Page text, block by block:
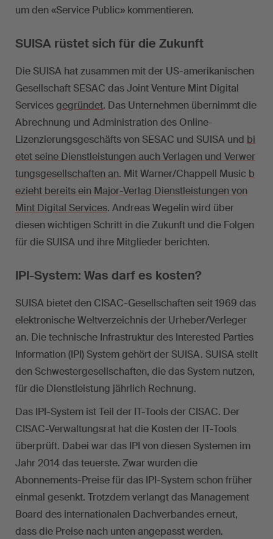
um den «Service Public» kommentieren.
SUISA rüstet sich für die Zukunft
Die SUISA hat zusammen mit der US-amerikanischen
Gesellschaft SESAC das Joint Venture Mint Digital
Servicesgegründet. Das Unternehmen übernimmt die
Abrechnung und Administration des Online-
Lizenzierungsgeschäfts von SESAC und SUISA und bi
etet seine Dienstleistungen auch Verlagen und Verwer
tungsgesellschaften an. Mit Warner/Chappell Music b
ezieht bereits ein Major-Verlag Dienstleistungen von
Mint Digital Services. Andreas Wegelin wird über
diesen wichtigen Schritt in die Zukunft und die Folgen
für die SUISA und ihre Mitglieder berichten.
IPI-System: Was darf es kosten?
SUISA bietet den CISAC-Gesellschaften seit 1969 das
elektronische Weltverzeichnis der Urheber/Verleger
an. Die technische Infrastruktur des Interested Parties
Information (IPI) System gehört der SUISA. SUISA stellt
den Schwestergesellschaften, die das System nutzen,
für die Dienstleistung jährlich Rechnung.
Das IPI-System ist Teil der IT-Tools der CISAC. Der
CISAC-Verwaltungsrat hat die Kosten der IT-Tools
überprüft. Dabei war das IPI von diesen Systemen im
Jahr 2014 das teuerste. Zwar wurden die
Abonnements-Preise für das IPI-System schon früher
einmal gesenkt. Trotzdem verlangt das Management
Board des internationalen Dachverbandes erneut,
dass die Preise nach unten angepasst werden.